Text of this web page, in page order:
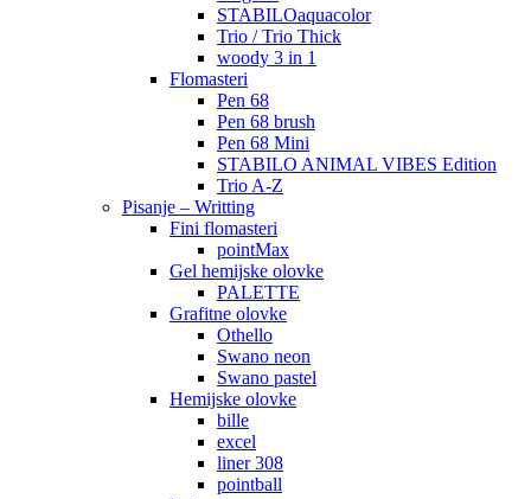
STABILOaquacolor
Trio / Trio Thick
woody 3 in 1
Flomasteri
Pen 68
Pen 68 brush
Pen 68 Mini
STABILO ANIMAL VIBES Edition
Trio A-Z
Pisanje – Writting
Fini flomasteri
pointMax
Gel hemijske olovke
PALETTE
Grafitne olovke
Othello
Swano neon
Swano pastel
Hemijske olovke
bille
excel
liner 308
pointball